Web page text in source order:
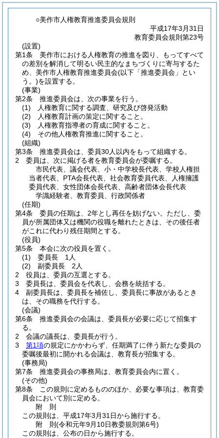
○美作市人権教育推進委員会規則
平成17年3月31日
教育委員会規則第23号
(設置)
第1条
美作市における人権教育の推進を図り、もってすべて
の差別を解消して明るい民主的なまちづくりに寄与するた
め、美作市人権教育推進委員会(以下「推進委員会」とい
う。)を設置する。
(事業)
第2条
推進委員会は、次の事業を行う。
(1)
人権教育に関する調査、研究及び啓発活動
(2)
人権教育計画の策定に関すること。
(3)
人権教育指導者の育成に関すること。
(4)
その他人権教育推進に関すること。
(組織)
第3条
推進委員会は、委員30人以内をもって組織する。
2
委員は、次に掲げる者を教育委員会が委嘱する。
市民代表、議会代表、小・中学校長代表、学校人権担
当者代表、PTA会長代表、社会教育委員代表、人権擁護
委員代表、女性団体会長代表、高齢者団体会長代表
学識経験者、教育委員、行政関係者
(任期)
第4条
委員の任期は、2年とし再任を妨げない。 ただし、委
員が所属団体又は機関の役職を離れたときは、その後任者
がこれに代わり残任期間とする。
(役員)
第5条
本会に次の役員を置く。
(1)
委員長 1人
(2)
副委員長 2人
2
役員は、委員の互選とする。
3
委員長は、委員会を代表し、会務を統括する。
4
副委員長は、委員長を補佐し、委員長に事故があるとき
は、その職務を代行する。
(会議)
第6条
推進委員会の会議は、委員長が必要に応じて招集す
る。
2
会議の議長は、委員長が行う。
3
第1項の規定にかかわらず、任期満了に伴う新たな委員の
委嘱後最初に開かれる会議は、教育長が招集する。
(事務局)
第7条
推進委員会の事務局は、教育委員会内に置く。
(その他)
第8条
この規則に定めるもののほか、必要な事項は、教育委
員会において別に定める。
附 則
この規則は、平成17年3月31日から施行する。
附 則(令和元年9月10日教委規則第6号)
この規則は、公布の日から施行する。